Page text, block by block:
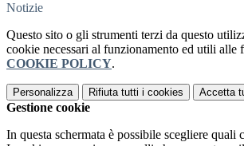
Notizie
Questo sito o gli strumenti terzi da questo
cookie necessari al funzionamento ed utili alle
COOKIE POLICY.
Personalizza Rifiuta tutti i cookies Accetta
Gestione cookie
In questa schermata è possibile scegliere quali